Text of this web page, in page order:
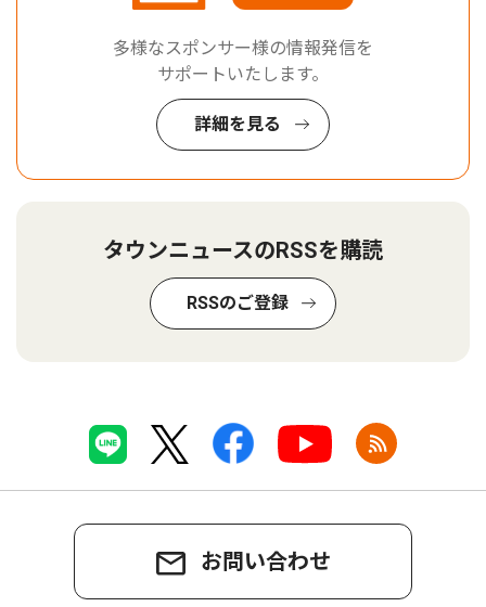
多様なスポンサー様の情報発信を
サポートいたします。
詳細を見る
タウンニュースのRSSを購読
RSSのご登録
お問い合わせ